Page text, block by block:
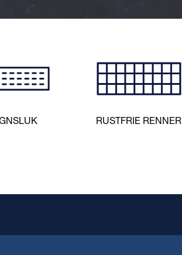
SLUK
STÅLRUSTFRIE RENNER